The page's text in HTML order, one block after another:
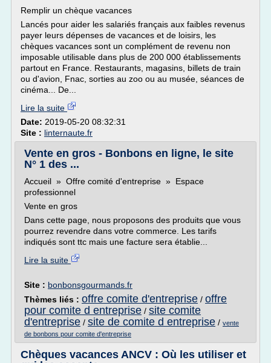
Remplir un chèque vacances
Lancés pour aider les salariés français aux faibles revenus
payer leurs dépenses de vacances et de loisirs, les
chèques vacances sont un complément de revenu non
imposable utilisable dans plus de 200 000 établissements
partout en France. Restaurants, magasins, billets de train
ou d'avion, Fnac, sorties au zoo ou au musée, séances de
cinéma... De...
Lire la suite
Date: 2019-05-20 08:32:31
Site : linternaute.fr
Vente en gros - Bonbons en ligne, le site
N° 1 des ...
Accueil » Offre comité d'entreprise » Espace
professionnel
Vente en gros
Dans cette page, nous proposons des produits que vous
pourrez revendre dans votre commerce. Les tarifs
indiqués sont ttc mais une facture sera établie...
Lire la suite
Site : bonbonsgourmands.fr
Thèmes liés : offre comite d'entreprise / offre
pour comite d entreprise / site comite
d'entreprise / site de comite d entreprise / vente
de bonbons pour comite d'entreprise
Chèques vacances ANCV : Où les utiliser et